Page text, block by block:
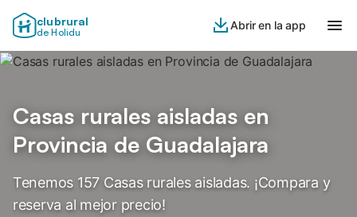
clubrural
de Holidu
Abrir en la app
Casas rurales aisladas en
Provincia de Guadalajara
Tenemos 157 Casas rurales aisladas. ¡Compara y
reserva al mejor precio!